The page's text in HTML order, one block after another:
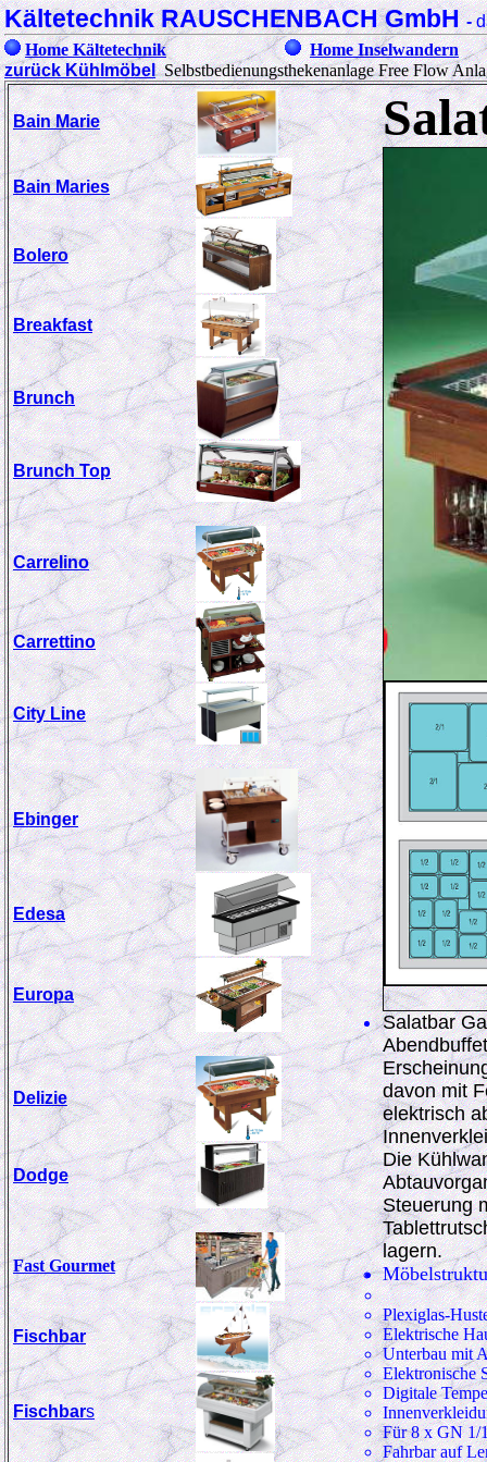
Kältetechnik RAUSCHENBACH GmbH-
Home Kältetechnik
Home Inselwandern
zurück KühlmöbelSelbstbedienungsthekenanlage Free Flow
Bain Marie
Bain Maries
Bolero
Breakfast
Brunch
Brunch Top
Carrelino
Carrettino
City Line
Ebinger
Edesa
Europa
Delizie
Dodge
Fast Gourmet
Fischbar
Fischbars
Salatbar
davon mit
elektrisch
Die
Steuerung
lagern.
Plexiglas-
Elektrische
Unterbau mit
Elektronische
Digitale
Für 8 x GN 1/
Fahrbar auf